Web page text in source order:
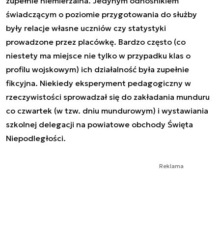
świadczącym o poziomie przygotowania do służby
były relacje własne uczniów czy statystyki
prowadzone przez placówkę. Bardzo często (co
niestety ma miejsce nie tylko w przypadku klas o
profilu wojskowym) ich działalność była zupełnie
fikcyjna. Niekiedy eksperyment pedagogiczny w
rzeczywistości sprowadzał się do zakładania munduru
co czwartek (w tzw. dniu mundurowym) i wystawiania
szkolnej delegacji na powiatowe obchody Święta
Niepodległości.
Reklama